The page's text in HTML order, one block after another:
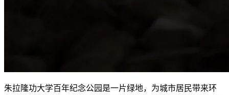
朱拉隆功大学百年纪念公园是一片绿地，为城市居民带来环